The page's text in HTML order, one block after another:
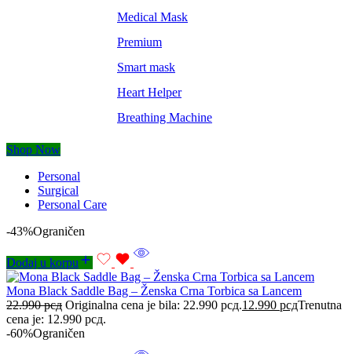
Medical Mask
Premium
Smart mask
Heart Helper
Breathing Machine
Shop Now
Personal
Surgical
Personal Care
-43%Ograničen
Dodaj u korpu
Mona Black Saddle Bag – Ženska Crna Torbica sa Lancem
22.990рсд Originalna cena je bila: 22.990 рсд.12.990 рсдTrenutna
cena je: 12.990 рсд.
-60%Ograničen